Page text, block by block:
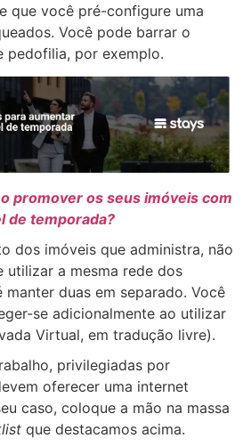
que você pré-configure uma
Você pode barrar o
pedofilia, por exemplo.
promover os seus imóveis com
de temporada?
dos imóveis que administra, não
utilizar a mesma rede dos
manter duas em separado. Você
se adicionalmente ao utilizar
Virtual, em tradução livre).
privilegiadas por
oferecer uma internet
caso, coloque a mão na massa
que destacamos acima.